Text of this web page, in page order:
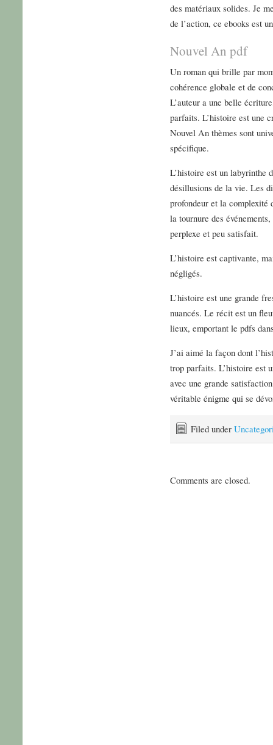
des matériaux solides. Je
de l’action, ce ebooks est
Nouvel An pdf
Un roman qui brille par
cohérence globale et de
L’auteur a une belle
parfaits. L’histoire est une
Nouvel An thèmes sont
spécifique.
L’histoire est un labyrinthe
désillusions de la vie. Les
profondeur et la complexité
la tournure des
perplexe et peu satisfait.
L’histoire est captivante,
négligés.
L’histoire est une grande
nuancés. Le récit est un
lieux, emportant le pdfs
J’ai aimé la façon dont
trop parfaits. L’histoire est
avec une grande
véritable énigme qui se
Filed under
Comments are closed.